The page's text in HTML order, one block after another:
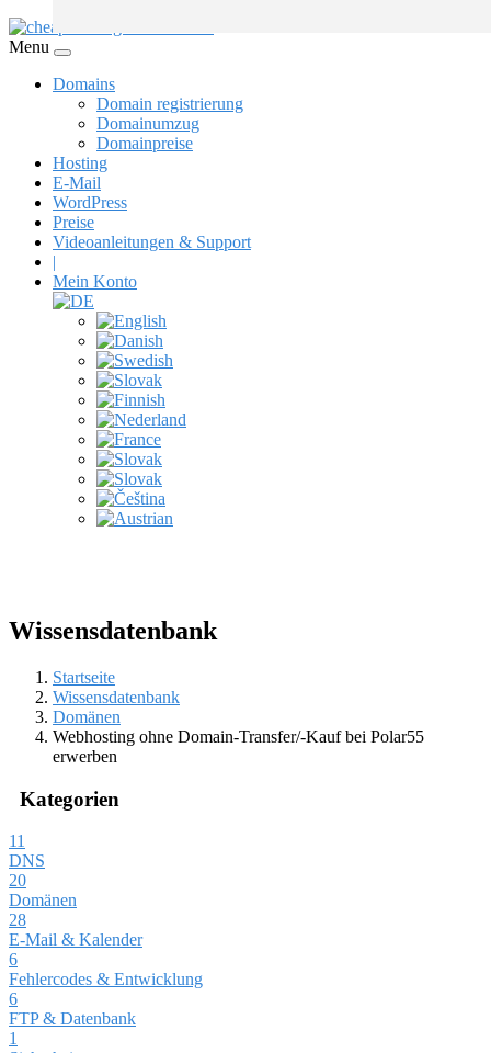
Menu
Domains
Domain registrierung
Domainumzug
Domainpreise
Hosting
E-Mail
WordPress
Preise
Videoanleitungen & Support
|
Mein Konto
Wissensdatenbank
Startseite
Wissensdatenbank
Domänen
Webhosting ohne Domain-Transfer/-Kauf bei Polar55
erwerben
Kategorien
11
DNS
20
Domänen
28
E-Mail & Kalender
6
Fehlercodes & Entwicklung
6
FTP & Datenbank
1